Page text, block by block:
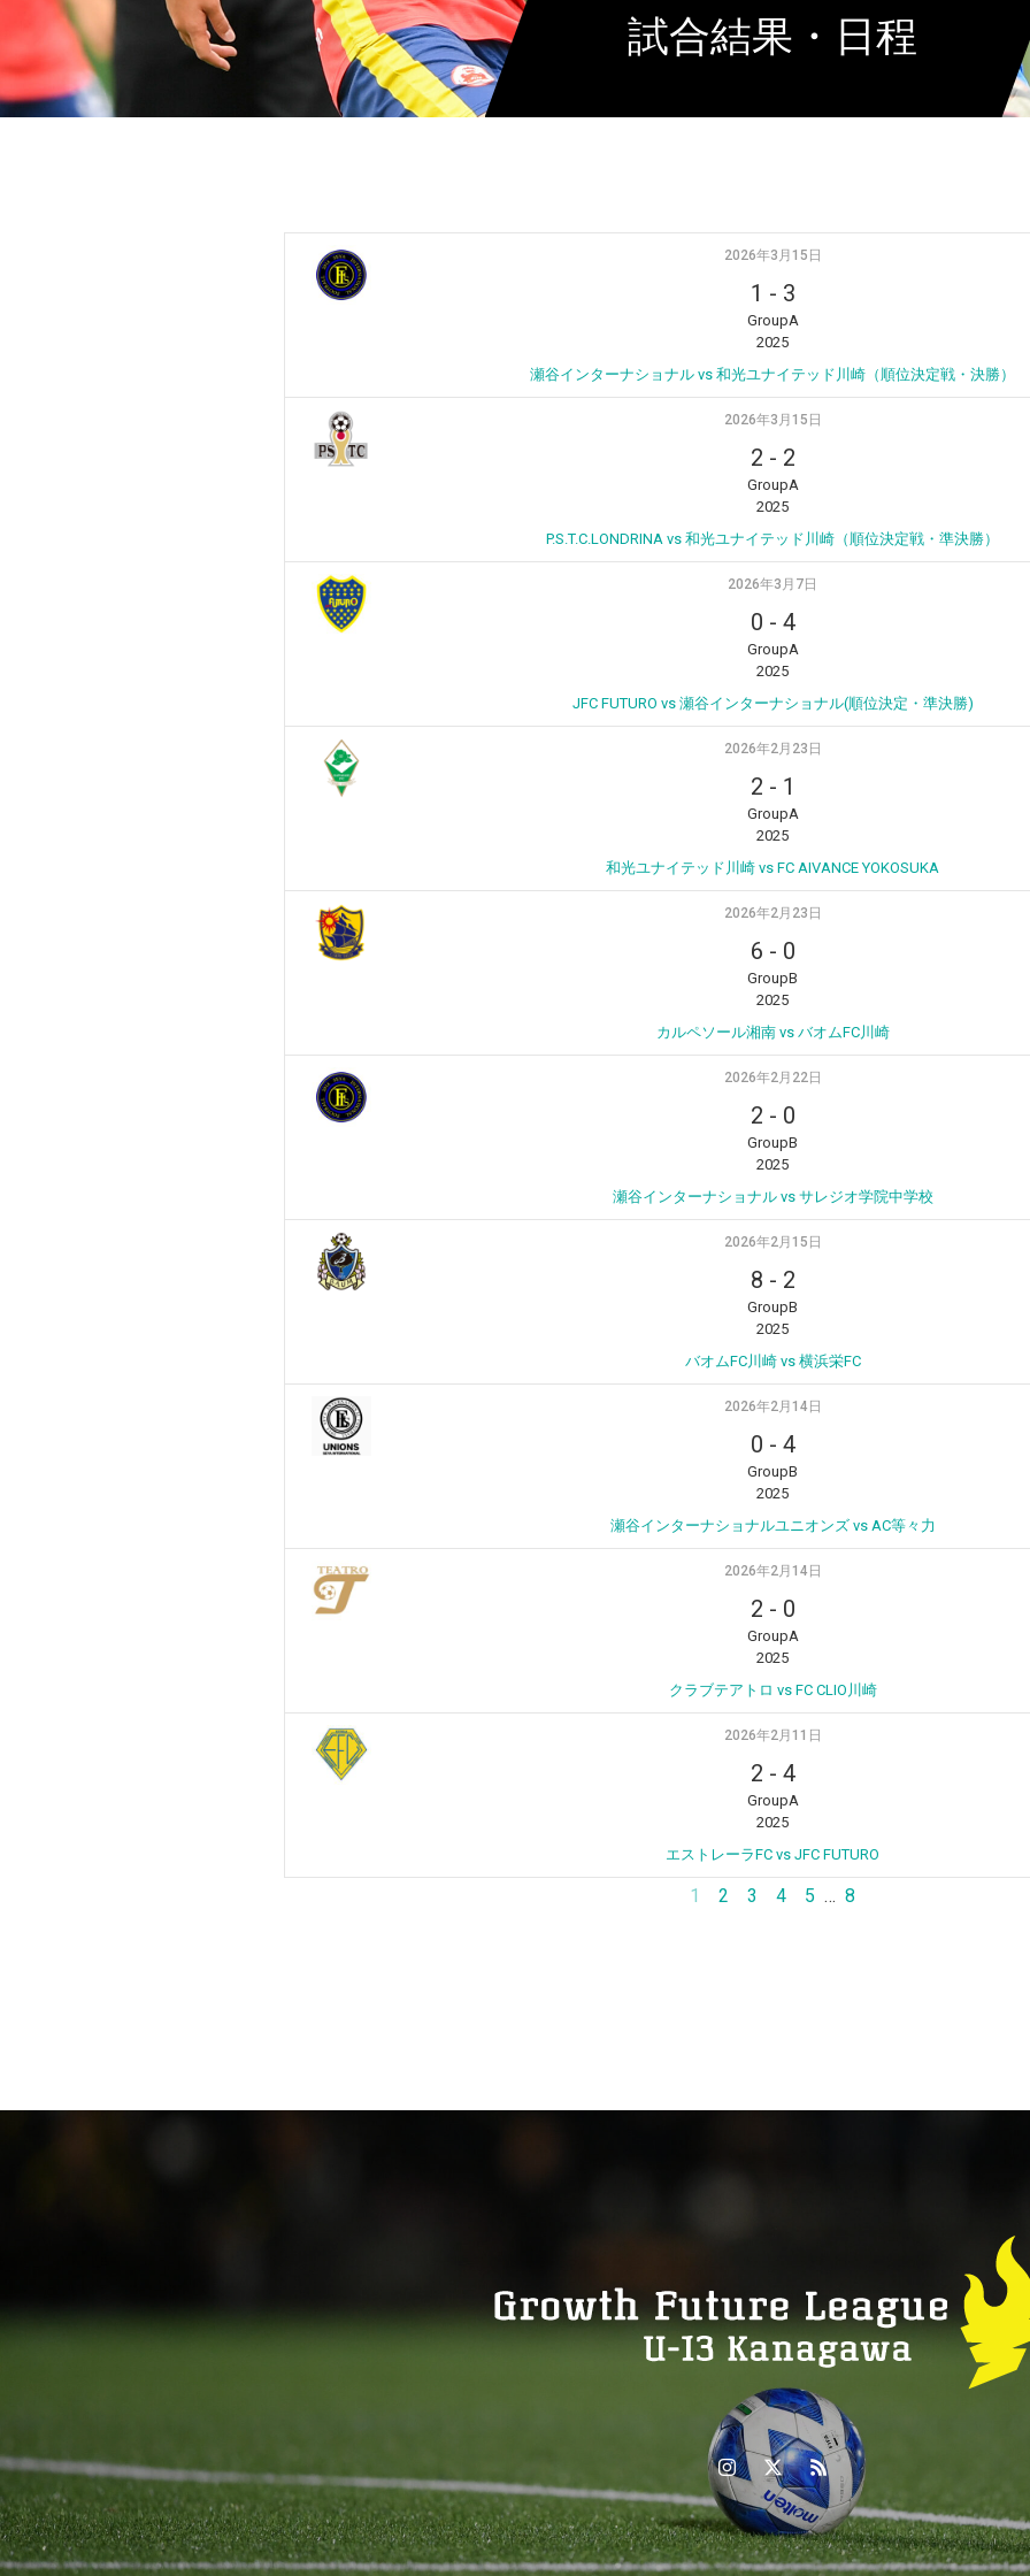
試合結果・日程
2026年3月15日
1 - 3
GroupA
2025
瀬谷インターナショナル vs 和光ユナイテッド川崎（順位決定戦・決勝）
2026年3月15日
2 - 2
GroupA
2025
P.S.T.C.LONDRINA vs 和光ユナイテッド川崎（順位決定戦・準決勝）
2026年3月7日
0 - 4
GroupA
2025
JFC FUTURO vs 瀬谷インターナショナル(順位決定・準決勝)
2026年2月23日
2 - 1
GroupA
2025
和光ユナイテッド川崎 vs FC AIVANCE YOKOSUKA
2026年2月23日
6 - 0
GroupB
2025
カルペソール湘南 vs バオムFC川崎
2026年2月22日
2 - 0
GroupB
2025
瀬谷インターナショナル vs サレジオ学院中学校
2026年2月15日
8 - 2
GroupB
2025
バオムFC川崎 vs 横浜栄FC
2026年2月14日
0 - 4
GroupB
2025
瀬谷インターナショナルユニオンズ vs AC等々力
2026年2月14日
2 - 0
GroupA
2025
クラブテアトロ vs FC CLIO川崎
2026年2月11日
2 - 4
GroupA
2025
エストレーラFC vs JFC FUTURO
1 2 3 4 5 … 8